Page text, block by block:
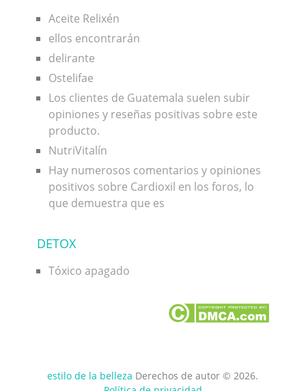
Aceite Relixén
ellos encontrarán
delirante
Ostelifae
Los clientes de Guatemala suelen subir
opiniones y reseñas positivas sobre este
producto.
NutriVitalín
Hay numerosos comentarios y opiniones
positivos sobre Cardioxil en los foros, lo
que demuestra que es
DETOX
Tóxico apagado
estilo de la belleza Derechos de autor © 2026.